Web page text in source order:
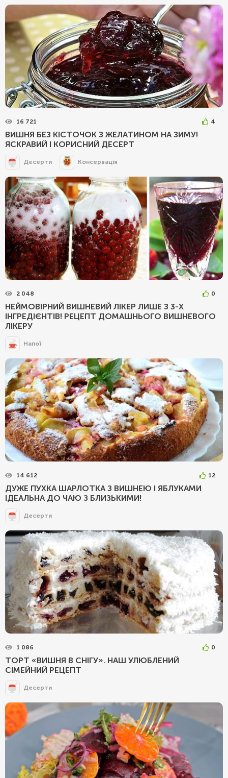
16 721 4
ВИШНЯ БЕЗ КІСТОЧОК З ЖЕЛАТИНОМ НА ЗИМУ!
ЯСКРАВИЙ І КОРИСНИЙ ДЕСЕРТ
Десерти Консервація
2 048 0
НЕЙМОВІРНИЙ ВИШНЕВИЙ ЛІКЕР ЛИШЕ З 3-Х
ІНГРЕДІЄНТІВ! РЕЦЕПТ ДОМАШНЬОГО ВИШНЕВОГО
ЛІКЕРУ
Напої
14 612 12
ДУЖЕ ПУХКА ШАРЛОТКА З ВИШНЕЮ І ЯБЛУКАМИ
ІДЕАЛЬНА ДО ЧАЮ З БЛИЗЬКИМИ!
Десерти
1 086 0
ТОРТ «ВИШНЯ В СНІГУ». НАШ УЛЮБЛЕНИЙ
СІМЕЙНИЙ РЕЦЕПТ
Десерти